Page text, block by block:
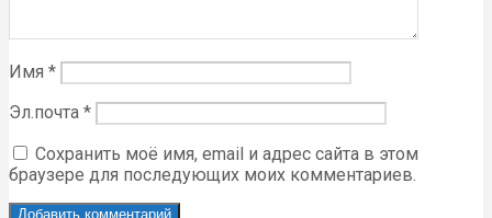
Имя *
Эл.почта *
Сохранить моё имя, email и адрес сайта в этом
браузере для последующих моих комментариев.